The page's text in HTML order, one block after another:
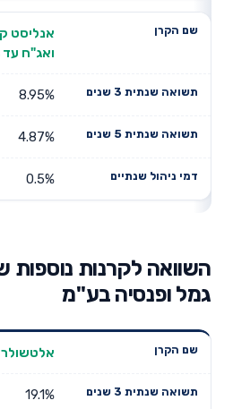
אנליסט
ואג"ח עד 25% מניות
8.95%
4.87%
0.5%
השוואה לקרנות
גמל ופנסיה בע"מ
שנים
19.1%